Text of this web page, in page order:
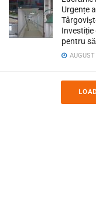
Urgențe
Investiție
pentru